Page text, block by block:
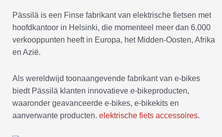
Pässilä is een Finse fabrikant van elektrische fietsen met
hoofdkantoor in Helsinki, die momenteel meer dan 6.000
verkooppunten heeft in Europa, het Midden-Oosten, Afrika
en Azië.
Als wereldwijd toonaangevende fabrikant van e-bikes
biedt Pässilä klanten innovatieve e-bikeproducten,
waaronder geavanceerde e-bikes, e-bikekits en
aanverwante producten. elektrische fiets accessoires.